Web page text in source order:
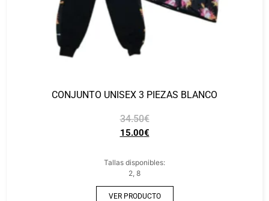
CONJUNTO UNISEX 3 PIEZAS BLANCO
34.50€
15.00€
Tallas disponibles:
2, 8
VER PRODUCTO